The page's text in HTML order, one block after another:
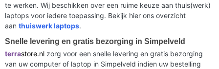
te werken. Wij beschikken over een ruime keuze aan thuis(werk)
laptops voor iedere toepassing. Bekijk hier ons overzicht
aan thuiswerk laptops.
Snelle levering en gratis bezorging in Simpelveld
terrastore.nl zorg voor een snelle levering en gratis bezorging
van uw computer of laptop in Simpelveld indien uw bestelling